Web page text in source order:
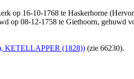
op 16-10-1768 te Haskerhorne
op 08-12-1758 te Giethoorn, gehuwd
KETELLAPPER (1828)) (zie 66230).